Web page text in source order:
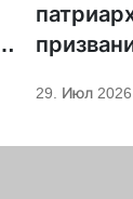
29. Июл 2026